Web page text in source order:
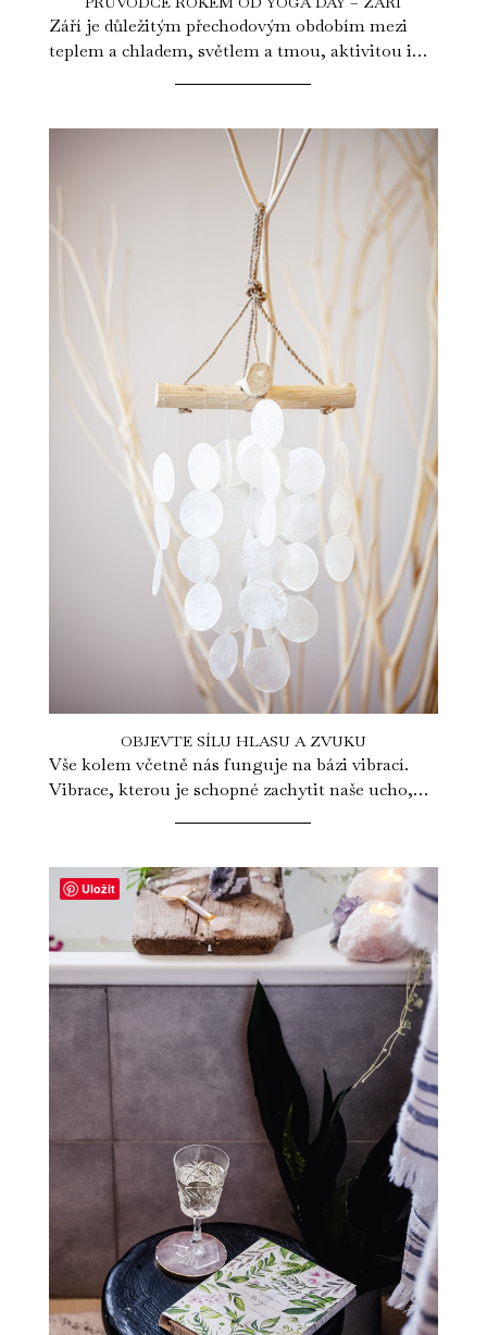
Září je důležitým přechodovým obdobím mezi
teplem a chladem, světlem a tmou, aktivitou i
OBJEVTE SÍLU HLASU A ZVUKU
Vše kolem včetně nás funguje na bázi vibrací.
Vibrace, kterou je schopné zachytit naše ucho,
Uložit